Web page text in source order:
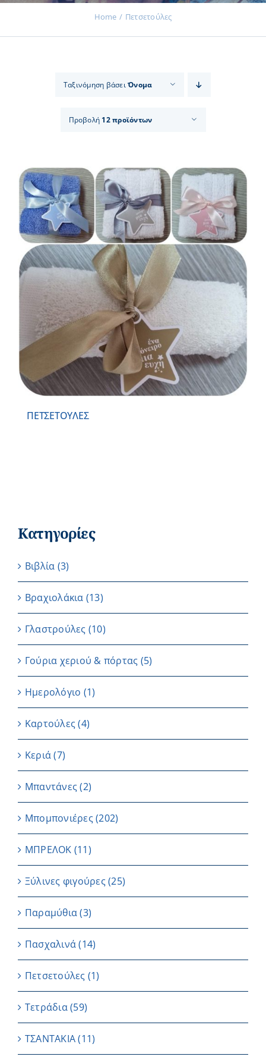
Επικοινωνία
Εισφορές
Home Πετσετούλες
Ταξινόμηση βάσειΌνομα
Προβολή 12 προϊόντων
ΠΕΤΣΕΤΟΥΛΕΣ
Κατηγορίες
Βιβλία (3)
Βραχιολάκια (13)
Γλαστρούλες (10)
Γούρια χεριού & πόρτας (5)
Ημερολόγιο (1)
Καρτούλες (4)
Κεριά (7)
Μπαντάνες (2)
Μπομπονιέρες(202)
ΜΠΡΕΛΟΚ (11)
Ξύλινες φιγούρες(25)
Παραμύθια (3)
Πασχαλινά (14)
Πετσετούλες (1)
Τετράδια(59)
ΤΣΑΝΤΑΚΙΑ (11)